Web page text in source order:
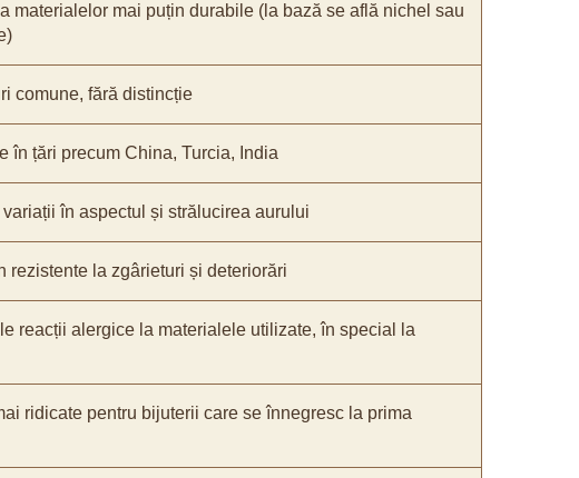
materialelor mai puțin durabile (la bază se află nichel sau
comune, fără distincție
în țări precum China, Turcia, India
în aspectul și strălucirea aurului
rezistente la zgârieturi și deteriorări
reacții alergice la materialele utilizate, în special la
ridicate pentru bijuterii care se înnegresc la prima